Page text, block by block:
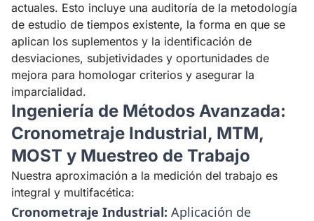
actuales. Esto incluye una auditoría de la metodología
de estudio de tiempos existente, la forma en que se
aplican los suplementos y la identificación de
desviaciones, subjetividades y oportunidades de
mejora para homologar criterios y asegurar la
imparcialidad.
Ingeniería de Métodos Avanzada:
Cronometraje Industrial, MTM,
MOST y Muestreo de Trabajo
Nuestra aproximación a la medición del trabajo es
integral y multifacética:
Cronometraje Industrial: Aplicación de